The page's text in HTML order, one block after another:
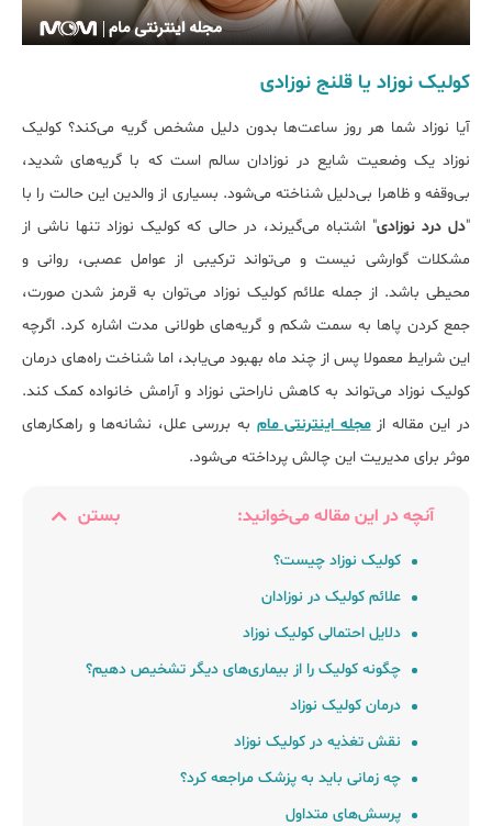
کولیک نوزاد یا قلنج نوزادی
آیا نوزاد شما هر روز ساعت‌ها بدون دلیل مشخص گریه می‌کند؟ کولیک
نوزاد یک وضعیت شایع در نوزادان سالم است که با گریه‌های شدید،
بی‌وقفه و ظاهرا بی‌دلیل شناخته می‌شود. بسیاری از والدین این حالت را با
"دل درد نوزادی" اشتباه می‌گیرند، در حالی که کولیک نوزاد تنها ناشی از
مشکلات گوارشی نیست و می‌تواند ترکیبی از عوامل عصبی، روانی و
محیطی باشد. از جمله علائم کولیک نوزاد می‌توان به قرمز شدن صورت،
جمع کردن پاها به سمت شکم و گریه‌های طولانی مدت اشاره کرد. اگرچه
این شرایط معمولا پس از چند ماه بهبود می‌یابد، اما شناخت راه‌های درمان
کولیک نوزاد می‌تواند به کاهش ناراحتی نوزاد و آرامش خانواده کمک کند.
در این مقاله ازمجله اینترنتی مام به بررسی علل، نشانه‌ها و راهکارهای
موثر برای مدیریت این چالش پرداخته می‌شود.
آنچه در این مقاله می‌خوانید: بستن
کولیک نوزاد چیست؟
علائم کولیک در نوزادان
دلایل احتمالی کولیک نوزاد
چگونه کولیک را از بیماری‌های دیگر تشخیص دهیم؟
درمان کولیک نوزاد
نقش تغذیه در کولیک نوزاد
چه زمانی باید به پزشک مراجعه کرد؟
پرسش‌های متداول